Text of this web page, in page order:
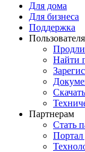
Для дома
Для бизнеса
Поддержка
Найти
Партнерам
Стать
Портал